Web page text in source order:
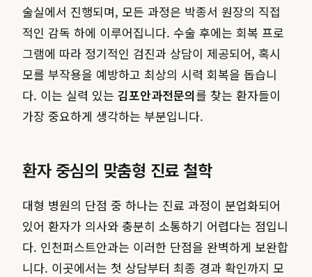
술실에서 진행되며, 모든 과정은 박종서 원장의 직접
적인 감독 하에 이루어집니다. 수술 후에는 회복 프로
그램에 따라 정기적인 검진과 상담이 제공되어, 혹시
모를 부작용을 예방하고 최상의 시력 회복을 돕습니
다. 이는 실력 있는 김포안과전문의를 찾는 환자들이
가장 중요하게 생각하는 부분입니다.
환자 중심의 맞춤형 진료 철학
대형 병원의 단점 중 하나는 진료 과정이 분업화되어
있어 환자가 의사와 충분히 소통하기 어렵다는 점입니
다. 인천퍼스트안과는 이러한 단점을 완벽하게 보완합
니다. 이곳에서는 첫 상담부터 최종 경과 확인까지 모